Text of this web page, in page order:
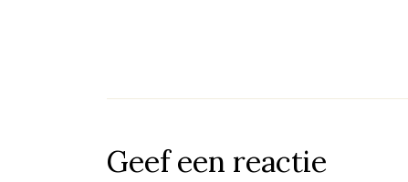
Geef een reactie